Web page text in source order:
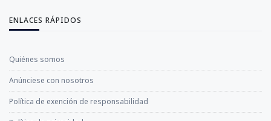
ENLACES RÁPIDOS
Quiénes somos
Anúnciese con nosotros
Política de exención de responsabilidad